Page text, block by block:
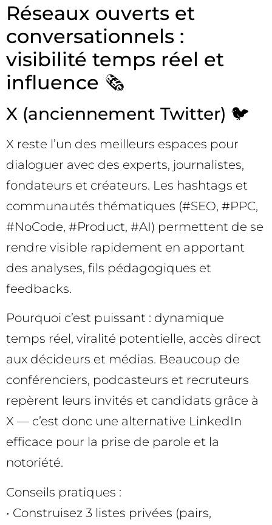
Réseaux ouverts et
conversationnels :
visibilité temps réel et
influence 🗞️
X (anciennement Twitter) 🐦
X reste l’un des meilleurs espaces pour
dialoguer avec des experts, journalistes,
fondateurs et créateurs. Les hashtags et
communautés thématiques (#SEO, #PPC,
#NoCode, #Product, #AI) permettent de se
rendre visible rapidement en apportant
des analyses, fils pédagogiques et
feedbacks.
Pourquoi c’est puissant : dynamique
temps réel, viralité potentielle, accès direct
aux décideurs et médias. Beaucoup de
conférenciers, podcasteurs et recruteurs
repèrent leurs invités et candidats grâce à
X — c’est donc une alternative LinkedIn
efficace pour la prise de parole et la
notoriété.
Conseils pratiques :
• Construisez 3 listes privées (pairs,